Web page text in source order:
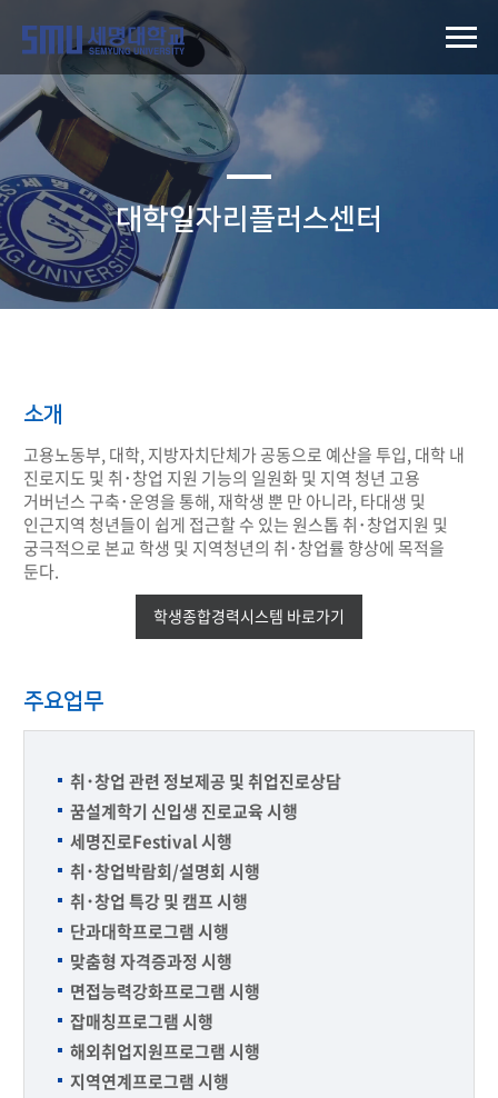
대학일자리플러스센터
소개
고용노동부, 대학, 지방자치단체가 공동으로 예산을 투입, 대학 내
진로지도 및 취･창업 지원 기능의 일원화 및 지역 청년 고용
거버넌스 구축･운영을 통해, 재학생 뿐 만 아니라, 타대생 및
인근지역 청년들이 쉽게 접근할 수 있는 원스톱 취･창업지원 및
궁극적으로 본교 학생 및 지역청년의 취･창업률 향상에 목적을
둔다.
학생종합경력시스템 바로가기
주요업무
취･창업 관련 정보제공 및 취업진로상담
꿈설계학기 신입생 진로교육 시행
세명진로Festival 시행
취･창업박람회/설명회 시행
취･창업 특강 및 캠프 시행
단과대학프로그램 시행
맞춤형 자격증과정 시행
면접능력강화프로그램 시행
잡매칭프로그램 시행
해외취업지원프로그램 시행
지역연계프로그램 시행